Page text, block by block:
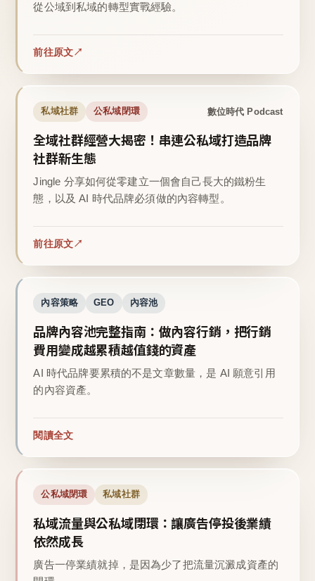
從公域到私域的轉型實戰經驗。
前往原文
私域社群 公私域閉環 數位時代 Podcast
全域社群經營大揭密！串連公私域打造品牌
社群新生態
Jingle 分享如何從零建立一個會自己長大的鐵粉生
態，以及 AI 時代品牌必須做的內容轉型。
前往原文
內容策略 GEO 內容池
品牌內容池完整指南：做內容行銷，把行銷
費用變成越累積越值錢的資產
AI 時代品牌要累積的不是文章數量，是 AI 願意引用
的內容資產。
閱讀全文
公私域閉環 私域社群
私域流量與公私域閉環：讓廣告停投後業績
依然成長
廣告一停業績就掉，是因為少了把流量沉澱成資產的